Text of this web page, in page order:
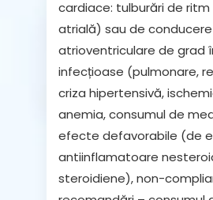
cardiace: tulburări de ritm
atrială) sau de conducere
atrioventriculare de grad
infecțioase (pulmonare,
criza hipertensivă,
anemia, consumul de
efecte defavorabile (de
antiinflamatoare
steroidiene),non-